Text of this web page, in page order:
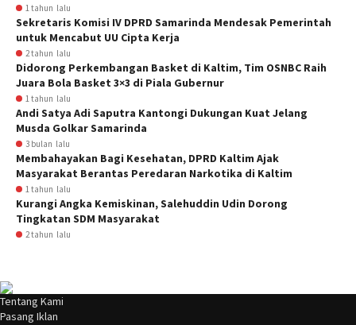
1 tahun lalu
Sekretaris Komisi IV DPRD Samarinda Mendesak Pemerintah
untuk Mencabut UU Cipta Kerja
2 tahun lalu
Didorong Perkembangan Basket di Kaltim, Tim OSNBC Raih
Juara Bola Basket 3×3 di Piala Gubernur
1 tahun lalu
Andi Satya Adi Saputra Kantongi Dukungan Kuat Jelang
Musda Golkar Samarinda
3 bulan lalu
Membahayakan Bagi Kesehatan, DPRD Kaltim Ajak
Masyarakat Berantas Peredaran Narkotika di Kaltim
1 tahun lalu
Kurangi Angka Kemiskinan, Salehuddin Udin Dorong
Tingkatan SDM Masyarakat
2 tahun lalu
Tentang Kami
Pasang Iklan